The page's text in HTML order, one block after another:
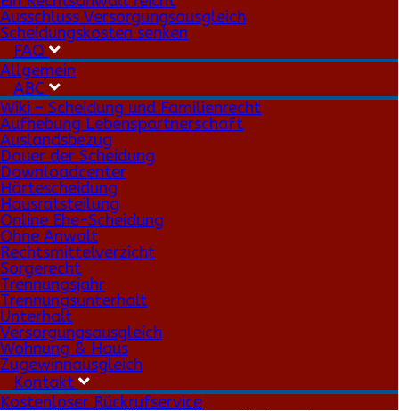
Ausschluss Versorgungsausgleich
Scheidungskosten senken
FAQ
Allgemein
ABC
Wiki – Scheidung und Familienrecht
Aufhebung Lebenspartnerschaft
Auslandsbezug
Dauer der Scheidung
Downloadcenter
Härtescheidung
Hausratsteilung
Online Ehe-Scheidung
Ohne Anwalt
Rechtsmittelverzicht
Sorgerecht
Trennungsjahr
Trennungsunterhalt
Unterhalt
Versorgungsausgleich
Wohnung & Haus
Zugewinnausgleich
Kontakt
Kostenloser Rückrufservice